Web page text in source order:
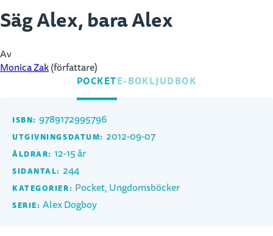
Säg Alex, bara Alex
Av
Monica Zak(författare)
POCKETE-BOKLJUDBOK
ISBN: 9789172995796
UTGIVNINGSDATUM: 2012-09-07
ÅLDRAR: 12-15 år
SIDANTAL: 244
KATEGORIER: Pocket, Ungdomsböcker
SERIE: Alex Dogboy